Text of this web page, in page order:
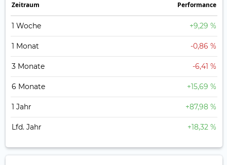
Zeitraum Perfor­mance
1 Woche +9,29 %
1 Monat -0,86 %
3 Monate -6,41 %
6 Monate +15,69 %
1 Jahr +87,98 %
Lfd. Jahr +18,32 %